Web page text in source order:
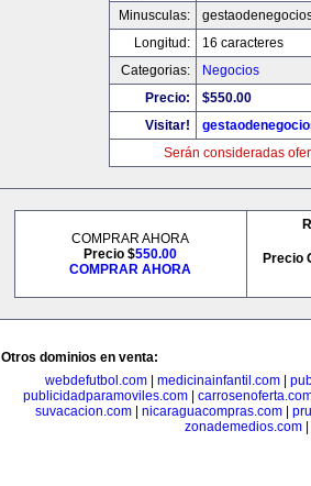
Minusculas:
Longitud:
16 caracteres
Categorias:
Negocios
Precio:
$550.00
Visitar!
Serán consideradas
COMPRAR AHORA
Precio $550.00
COMPRAR AHORA
Precio
Otros dominios en venta:
webdefutbol.com
medicinainfantil.com
publicidadparamoviles.com
suvacacion.com| nicaraguacompras.com|
zonademedios.com|